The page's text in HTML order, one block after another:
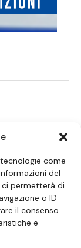
come
del
permetterà di
o ID
il consenso
e